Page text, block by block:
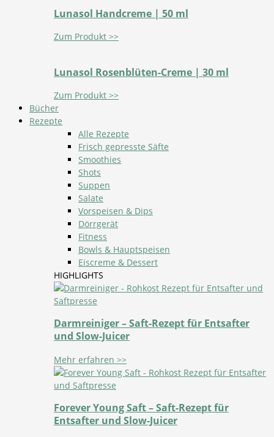
Lunasol Handcreme | 50 ml
Zum Produkt >>
Lunasol Rosenblüten-Creme | 30 ml
Zum Produkt >>
Bücher
Rezepte
Alle Rezepte
Frisch gepresste Säfte
Smoothies
Shots
Suppen
Salate
Vorspeisen & Dips
Dörrgerät
Fitness
Bowls & Hauptspeisen
Eiscreme & Dessert
HIGHLIGHTS
Darmreiniger – Saft-Rezept für Entsafter
und Slow-Juicer
Mehr erfahren >>
Forever Young Saft – Saft-Rezept für
Entsafter und Slow-Juicer